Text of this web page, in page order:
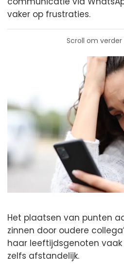
vaker op frustraties.
Scroll om
Het plaatsen van punten
zinnen door oudere
haar leeftijdsgenoten
zelfs afstandelijk.